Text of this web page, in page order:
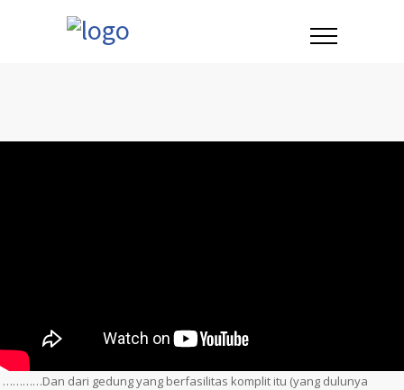
…………Dan dari gedung yang berfasilitas komplit itu (yang dulunya